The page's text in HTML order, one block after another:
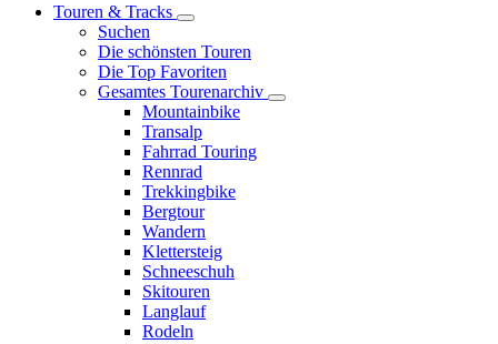
Touren & Tracks
Suchen
Die schönsten Touren
Die Top Favoriten
Gesamtes Tourenarchiv
Mountainbike
Transalp
Fahrrad Touring
Rennrad
Trekkingbike
Bergtour
Wandern
Klettersteig
Schneeschuh
Skitouren
Langlauf
Rodeln